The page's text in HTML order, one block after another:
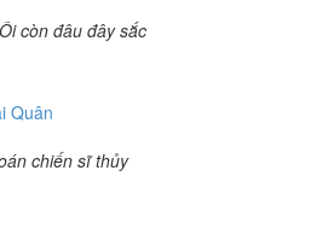
còn đâu đây sắc
Quân
chiến sĩ thủy